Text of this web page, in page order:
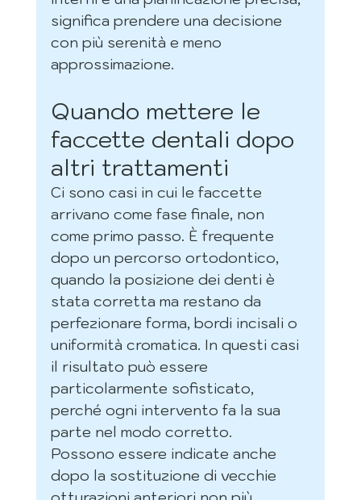
significa prendere una decisione
con più serenità e meno
approssimazione.
Quando mettere le
faccette dentali dopo
altri trattamenti
Ci sono casi in cui le faccette
arrivano come fase finale, non
come primo passo. È frequente
dopo un percorso ortodontico,
quando la posizione dei denti è
stata corretta ma restano da
perfezionare forma, bordi incisali o
uniformità cromatica. In questi casi
il risultato può essere
particolarmente sofisticato,
perché ogni intervento fa la sua
parte nel modo corretto.
Possono essere indicate anche
dopo la sostituzione di vecchie